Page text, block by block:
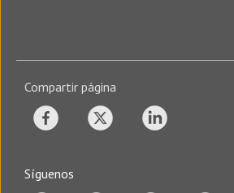
Compartir página
Síguenos